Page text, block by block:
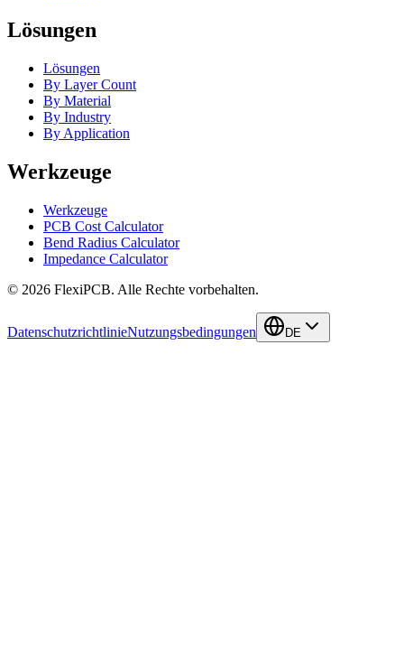
Lösungen
Lösungen
By Layer Count
By Material
By Industry
By Application
Werkzeuge
Werkzeuge
PCB Cost Calculator
Bend Radius Calculator
Impedance Calculator
© 2026 FlexiPCB. Alle Rechte vorbehalten.
DatenschutzrichtlinieNutzungsbedingungen DE